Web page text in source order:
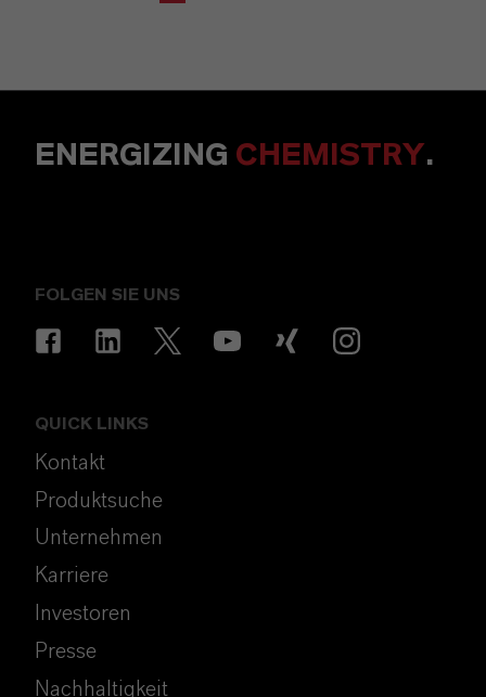
ENERGIZING CHEMISTRY.
FOLGEN SIE UNS
QUICK LINKS
Kontakt
Produktsuche
Unternehmen
Karriere
Investoren
Presse
Nachhaltigkeit